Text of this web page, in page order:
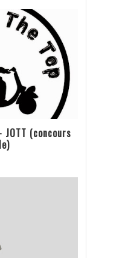
JOTT (concours